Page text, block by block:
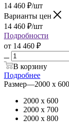
14 460 ₽/шт
Варианты цен
14 460 ₽/шт
Подробности
от 14 460 ₽
В корзину
Подробнее
Размер—2000 х 600
2000 х 600
2000 х 700
2000 х 800